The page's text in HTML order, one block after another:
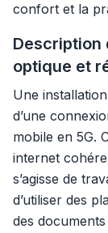
confort et la
Description
optique et
Une
d’une
mobile en 5G.
internet
s’agisse de
d’utiliser des
des